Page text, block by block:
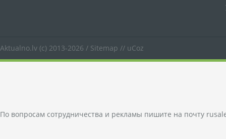
Aktualno.lv (c) 2013-2026 / Sitemap // uCoz
По вопросам сотрудничества и рекламы пишите на почту